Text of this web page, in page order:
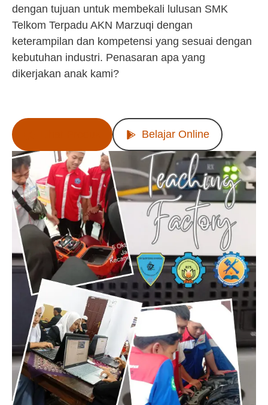
dengan tujuan untuk membekali lulusan SMK
Telkom Terpadu AKN Marzuqi dengan
keterampilan dan kompetensi yang sesuai dengan
kebutuhan industri. Penasaran apa yang
dikerjakan anak kami?
Belajar Online